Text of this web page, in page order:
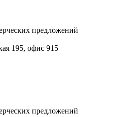
предложений
195, офис 915
предложений